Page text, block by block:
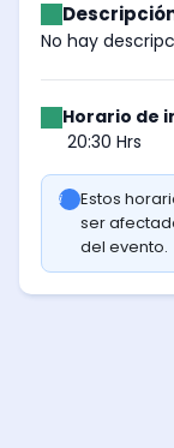
No hay
Horario de
20:30 Hrs
Estos
ser
del evento.